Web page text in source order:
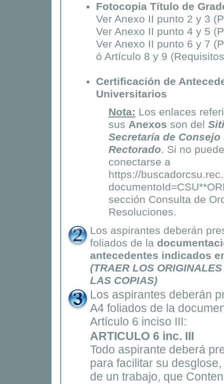
Fotocopia Título de
Ver Anexo II punto 2 y 3
Ver Anexo II punto 4 y 5
Ver Anexo II punto 6 y 7
ó Artículo 8 y 9
Certificación de
Universitarios
Nota: Los enlaces
sus Anexos son del
Secretaría de Consejo
Rectorado. Si no
conectarse a
https://
sección Consulta de
Resoluciones.
Los aspirantes deberán
foliados de la
antecedentes indicados
(TRAER LOS ORIGINALES
LAS COPIAS)
Los aspirantes deberán
A4 foliados de la
Artículo 6 inciso III:
ARTICULO 6 inc. III
Todo aspirante deberá
para facilitar su desglose,
de un trabajo, que